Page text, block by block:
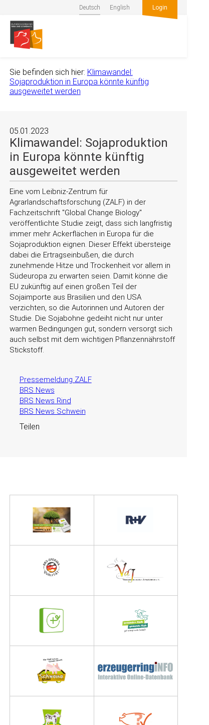
Deutsch English Login
Sie befinden sich hier: Klimawandel:
Sojaproduktion in Europa könnte künftig
ausgeweitet werden
05.01.2023
Klimawandel: Sojaproduktion
in Europa könnte künftig
ausgeweitet werden
Eine vom Leibniz-Zentrum für
Agrarlandschaftsforschung (ZALF) in der
Fachzeitschrift Global Change Biology
veröffentlichte Studie zeigt, dass sich langfristig
immer mehr Ackerflächen in Europa für die
Sojaproduktion eignen. Dieser Effekt übersteige
dabei die Ertragseinbußen, die durch
zunehmende Hitze und Trockenheit vor allem in
Südeuropa zu erwarten seien. Damit könne die
EU zukünftig auf einen großen Teil der
Sojaimporte aus Brasilien und den USA
verzichten, so die Autorinnen und Autoren der
Studie. Die Sojabohne gedeiht nicht nur unter
warmen Bedingungen gut, sondern versorgt sich
auch selbst mit dem wichtigen Pflanzennährstoff
Stickstoff.
Pressemeldung ZALF
BRS News
BRS News Rind
BRS News Schwein
Teilen